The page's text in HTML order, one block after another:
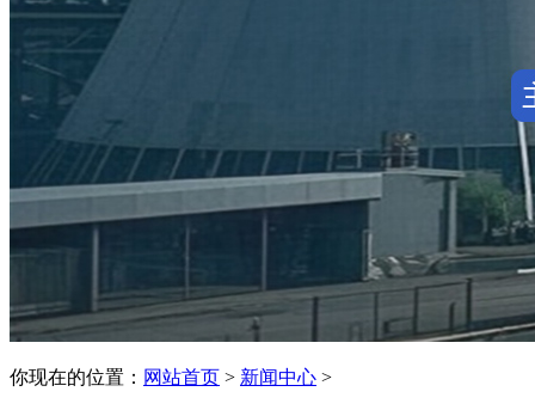
你现在的位置： 网站首页 > 新闻中心 >